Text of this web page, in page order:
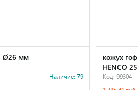
Ø26 мм
Наличие: 79
кожух
HENCO
Код: 99304